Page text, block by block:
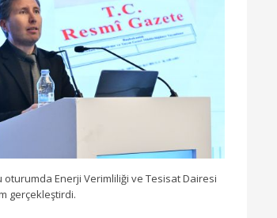
Enerji Verimliliği ve Tesisat Dairesi
gerçekleştirdi.